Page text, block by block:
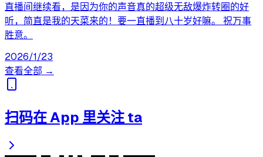
直播间继续看，是因为你的声音真的超级无敌爆炸转圈的好
听，简直是我的天菜来的！要一直播到八十岁好嘛。 祝万事
胜意。
2026/1/23
查看全部 →
扫码在 App 里关注 ta